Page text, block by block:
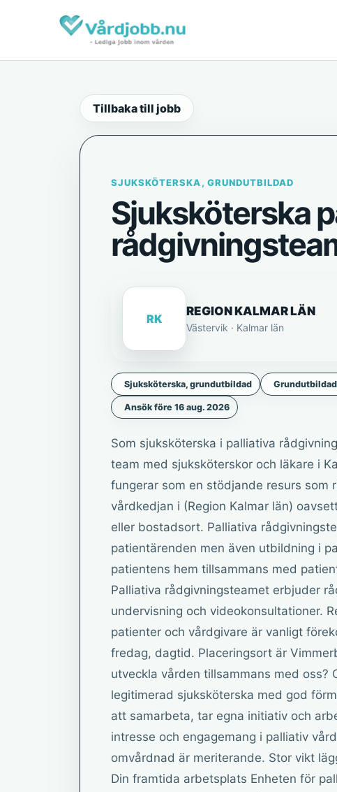
Tillbaka till jobb
SJUKSKÖTERSKA, GRUNDUTBILDAD
Sjuksköterska
RK
REGION KALMAR LÄN
Västervik · Kalmar län
Sjuksköterska, grundutbildad
Ansök före 16 aug. 2026
Som sjuksköterska i palliativa
team med sjuksköterskor och läkare i
fungerar som en stödjande resurs som
vårdkedjan i (Region Kalmar län)
eller bostadsort. Palliativa
patientärenden men även utbildning i
patientens hem tillsammans med
Palliativa rådgivningsteamet erbjuder
undervisning och videokonsultationer.
patienter och vårdgivare är vanligt
fredag, dagtid. Placeringsort är
utveckla vården tillsammans med oss?
legitimerad sjuksköterska med god
att samarbeta, tar egna initiativ och
intresse och engagemang i palliativ
omvårdnad är meriterande. Stor vikt
Din framtida arbetsplats Enheten för